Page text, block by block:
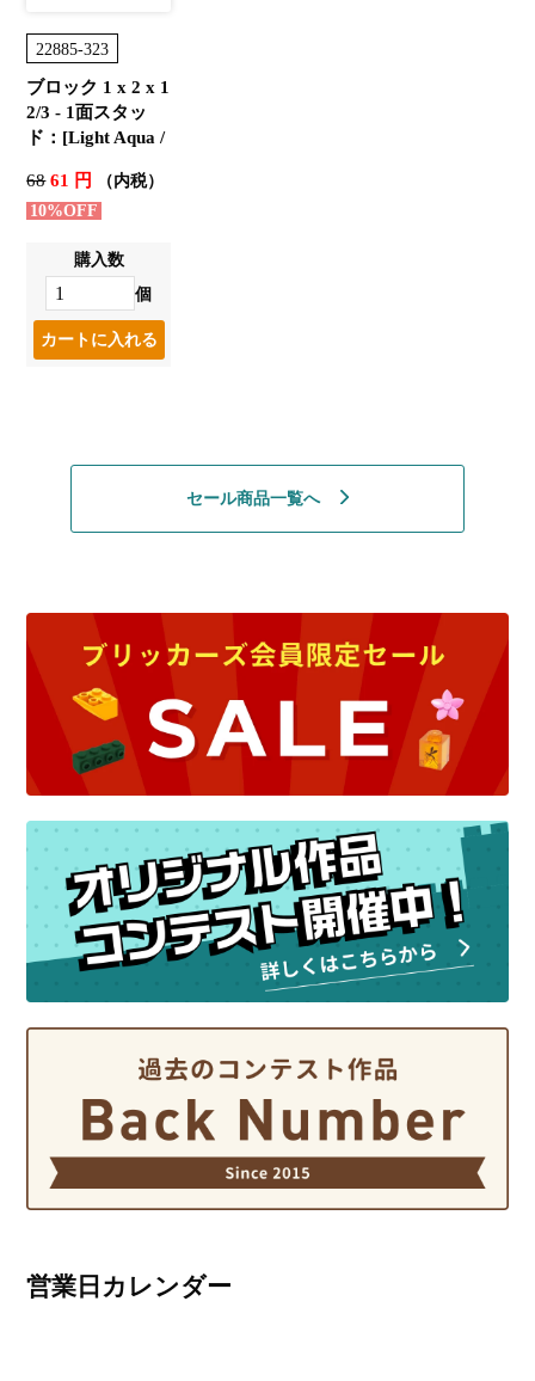
22885-323
ブロック 1 x 2 x 1
2/3 - 1面スタッ
ド：[Light Aqua /
6861 円
（内税）
10%OFF
購入数
個
セール商品一覧へ
営業日カレンダー